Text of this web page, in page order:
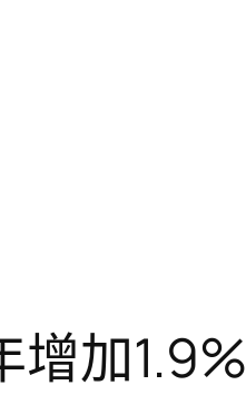
加1.9%